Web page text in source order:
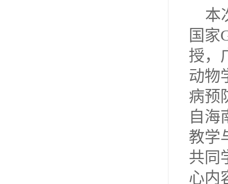
本
国家
授，
动物
病预
自海
教学
共同
心内